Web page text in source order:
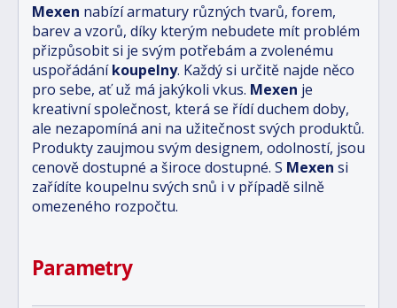
Mexen nabízí armatury různých tvarů, forem,
barev a vzorů, díky kterým nebudete mít problém
přizpůsobit si je svým potřebám a zvolenému
uspořádáníkoupelny. Každý si určitě najde něco
pro sebe, ať už má jakýkoli vkus. Mexen je
kreativní společnost, která se řídí duchem doby,
ale nezapomíná ani na užitečnost svých produktů.
Produkty zaujmou svým designem, odolností, jsou
cenově dostupné a široce dostupné. S Mexen si
zařídíte koupelnu svých snů i v případě silně
omezeného rozpočtu.
Parametry